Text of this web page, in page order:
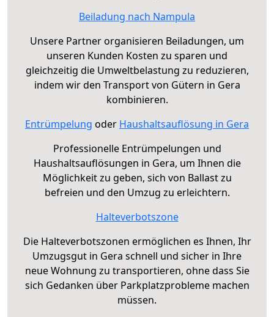
Beiladung nach Nampula
Unsere Partner organisieren Beiladungen, um
unseren Kunden Kosten zu sparen und
gleichzeitig die Umweltbelastung zu reduzieren,
indem wir den Transport von Gütern in Gera
kombinieren.
Entrümpelung oder Haushaltsauflösung in Gera
Professionelle Entrümpelungen und
Haushaltsauflösungen in Gera, um Ihnen die
Möglichkeit zu geben, sich von Ballast zu
befreien und den Umzug zu erleichtern.
Halteverbotszone
Die Halteverbotszonen ermöglichen es Ihnen, Ihr
Umzugsgut in Gera schnell und sicher in Ihre
neue Wohnung zu transportieren, ohne dass Sie
sich Gedanken über Parkplatzprobleme machen
müssen.